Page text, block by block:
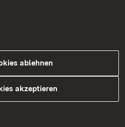
ablehnen
akzeptieren